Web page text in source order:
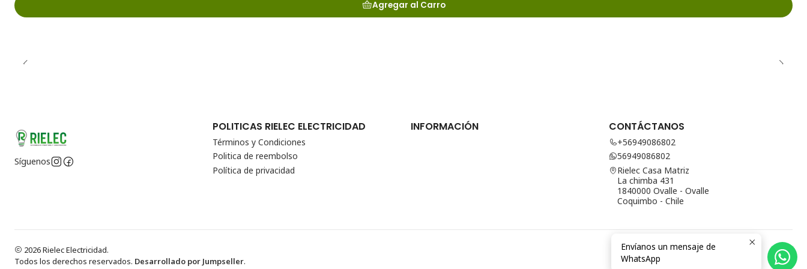
Agregar al Carro
Síguenos
POLITICAS RIELEC ELECTRICIDAD
Términos y Condiciones
Politica de reembolso
Política de privacidad
INFORMACIÓN CONTÁCTANOS
+56949086802
56949086802
Rielec Casa Matriz
La chimba 431
1840000 Ovalle - Ovalle
Coquimbo - Chile
2026 Rielec Electricidad.
Todos los derechos reservados. Desarrollado por Jumpseller.
Envíanos un mensaje de
WhatsApp